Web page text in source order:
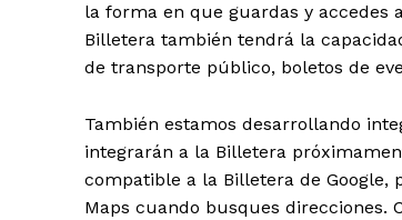
la forma en que guardas y accedes
Billetera también tendrá la
de transporte público, boletos de
También estamos desarrollando
integrarán a la Billetera
compatible a la Billetera de Google,
Maps cuando busques direcciones.